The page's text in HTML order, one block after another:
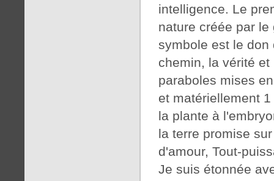
intelligence. Le
nature créée par
symbole est le don
chemin, la vérité
paraboles mises
et matériellement
la plante à
la terre promise
d'amour, Tout-
Je suis étonnée